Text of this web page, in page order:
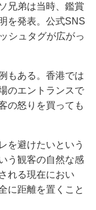
兄弟は当時、鑑賞
を発表。公式SNS
シュタグが広がっ
もある。香港では
のエントランスで
の怒りを買っても
を避けたいという
う観客の自然な感
れる現在におい
に距離を置くこと